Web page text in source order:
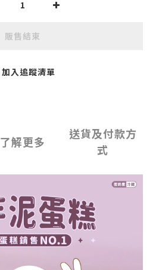
販售結束
加入追蹤清單
了解更多
送貨及付款方
式